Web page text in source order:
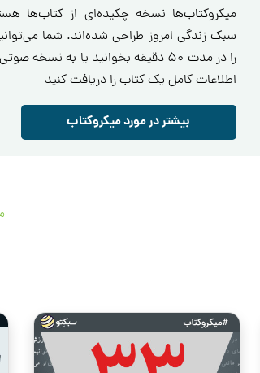
میکروکتاب‌ها نسخه چکیده‌ای از کتاب‌ها
سبک زندگی امروز طراحی شده‌اند. شما
را در مدت ۵۰ دقیقه بخوانید یا به
اطلاعات کامل یک کتاب را دریافت کنید
بیشتر در مورد میکروکتاب